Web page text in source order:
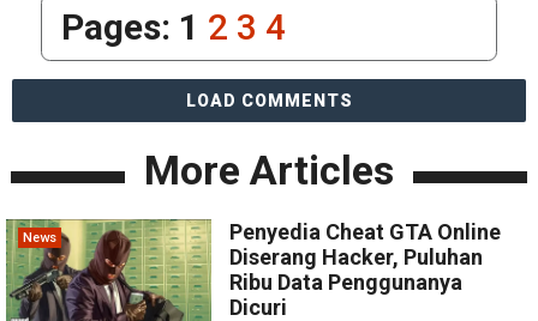
Pages: 1 2 3 4
LOAD COMMENTS
More Articles
News
Penyedia Cheat GTA Online
Diserang Hacker, Puluhan
Ribu Data Penggunanya
Dicuri